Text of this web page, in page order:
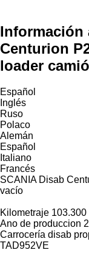
Información
Centurion
loader
Español
Inglés
Ruso
Polaco
Alemán
Español
Italiano
Francés
SCANIA Disab
vacío
Kilometraje 103.300
Ano de produccion
Carrocería disab
TAD952VE